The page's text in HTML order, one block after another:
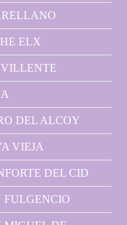
ELX
DEL ALCOY
VIEJA
DEL CID
FULGENCIO